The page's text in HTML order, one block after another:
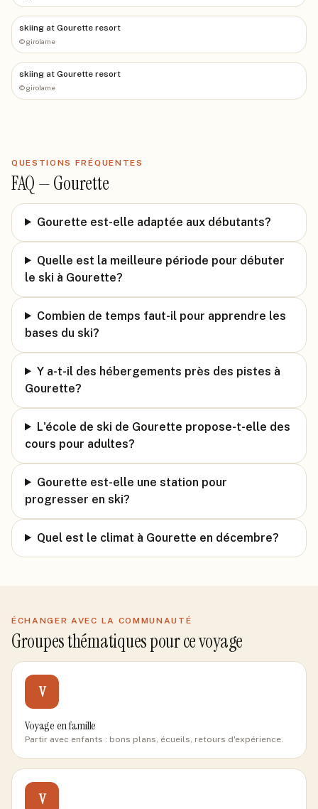
skiing at Gourette resort
©girolame
skiing at Gourette resort
©girolame
QUESTIONS FRÉQUENTES
FAQ —Gourette
Gourette est-elle adaptée aux débutants?
Quelle est la meilleure période pour débuter
le ski à Gourette?
Combien de temps faut-il pour apprendre les
bases du ski?
Y a-t-il des hébergements près des pistes à
Gourette?
L'école de ski de Gourette propose-t-elle des
cours pour adultes?
Gourette est-elle une station pour
progresser en ski?
Quel est le climat à Gourette en décembre?
ÉCHANGER AVEC LA COMMUNAUTÉ
Groupes thématiques pour ce voyage
V
Voyage en famille
Partir avec enfants : bons plans, écueils, retours d'expérience.
V